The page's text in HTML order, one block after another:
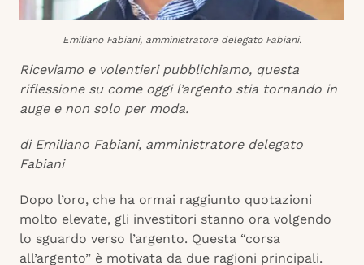
Emiliano Fabiani, amministratore delegato Fabiani.
Riceviamo e volentieri pubblichiamo, questa
riflessione su come oggi l’argento stia tornando in
auge e non solo per moda.
di Emiliano Fabiani, amministratore delegato
Fabiani
Dopo l’oro, che ha ormai raggiunto quotazioni
molto elevate, gli investitori stanno ora volgendo
lo sguardo verso l’argento. Questa “corsa
all’argento” è motivata da due ragioni principali.